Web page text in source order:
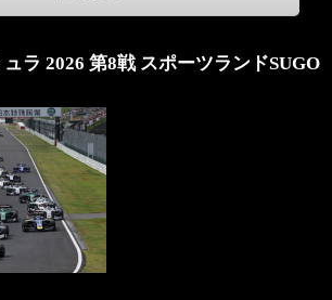
ラ 2026 第8戦 スポーツランドSUGO